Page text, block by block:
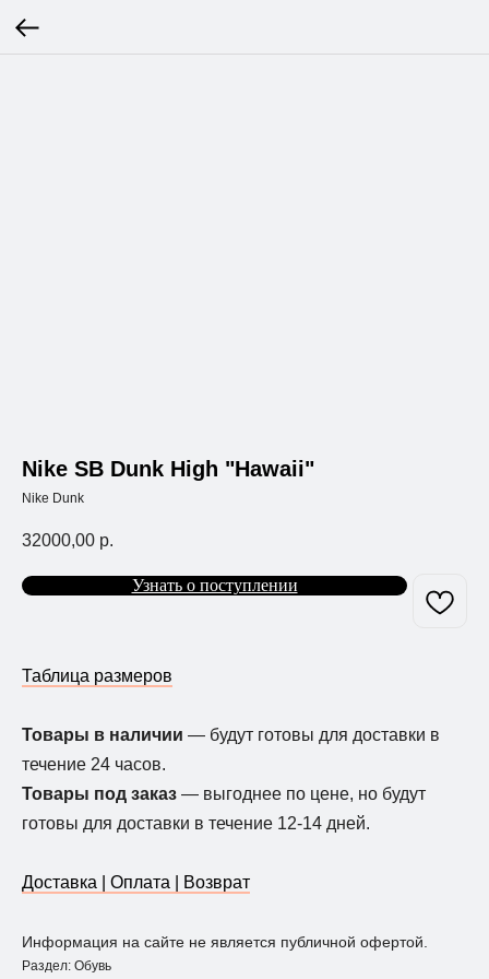
Nike SB Dunk High "Hawaii"
Nike Dunk
32000,00 р.
Узнать о поступлении
Таблица размеров
Товары в наличии — будут готовы для доставки в
течение 24 часов.
Товары под заказ — выгоднее по цене, но будут
готовы для доставки в течение 12-14 дней.
Доставка | Оплата | Возврат
Информация на сайте не является публичной офертой.
Раздел: Обувь